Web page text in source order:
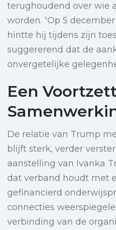
terughoudend over wie
worden. “Op 5
hintte hij tijdens zijn
suggererend dat de
onvergetelijke
Een
De relatie van Trump
blijft sterk, verder
aanstelling van Ivanka
dat verband houdt met
gefinancierd
connecties
verbinding van de